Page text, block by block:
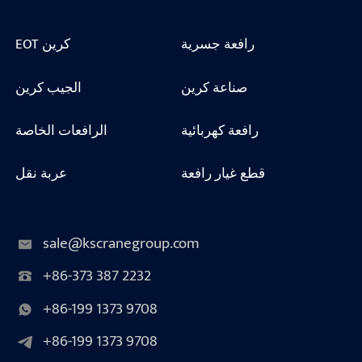
EOT كرين
رافعة جسرية
الجيب كرين
صناعة كرين
الرافعات الخاصة
رافعة كهربائية
عربة نقل
قطع غيار رافعة
sale@kscranegroup.com
+86-373 387 2232
+86-199 1373 9708
+86-199 1373 9708